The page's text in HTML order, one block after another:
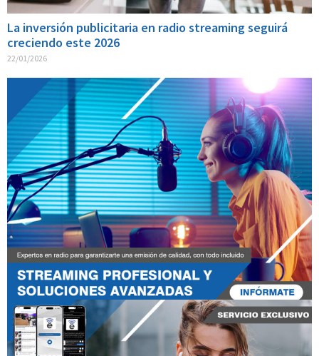
La inversión publicitaria en radio streaming seguirá
creciendo este 2026
22/01/2026